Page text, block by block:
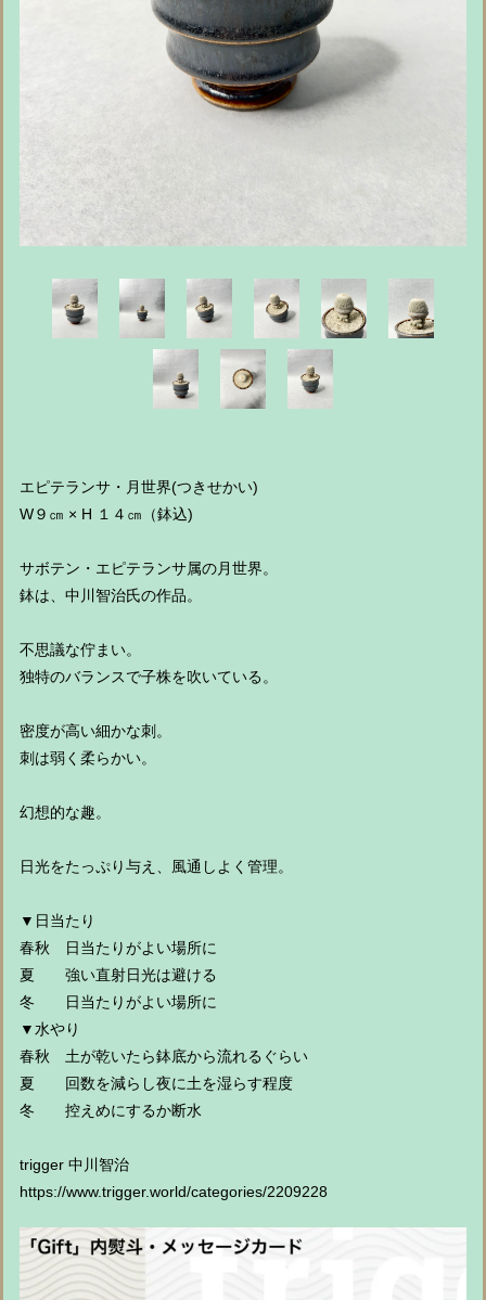
エピテランサ・月世界(つきせかい)
W９㎝ × H １４㎝（鉢込)
サボテン・エピテランサ属の月世界。
鉢は、中川智治氏の作品。
不思議な佇まい。
独特のバランスで子株を吹いている。
密度が高い細かな刺。
刺は弱く柔らかい。
幻想的な趣。
日光をたっぷり与え、風通しよく管理。
▼日当たり
春秋 日当たりがよい場所に
夏 強い直射日光は避ける
冬 日当たりがよい場所に
▼水やり
春秋 土が乾いたら鉢底から流れるぐらい
夏 回数を減らし夜に土を湿らす程度
冬 控えめにするか断水
trigger 中川智治
https://www.trigger.world/categories/2209228